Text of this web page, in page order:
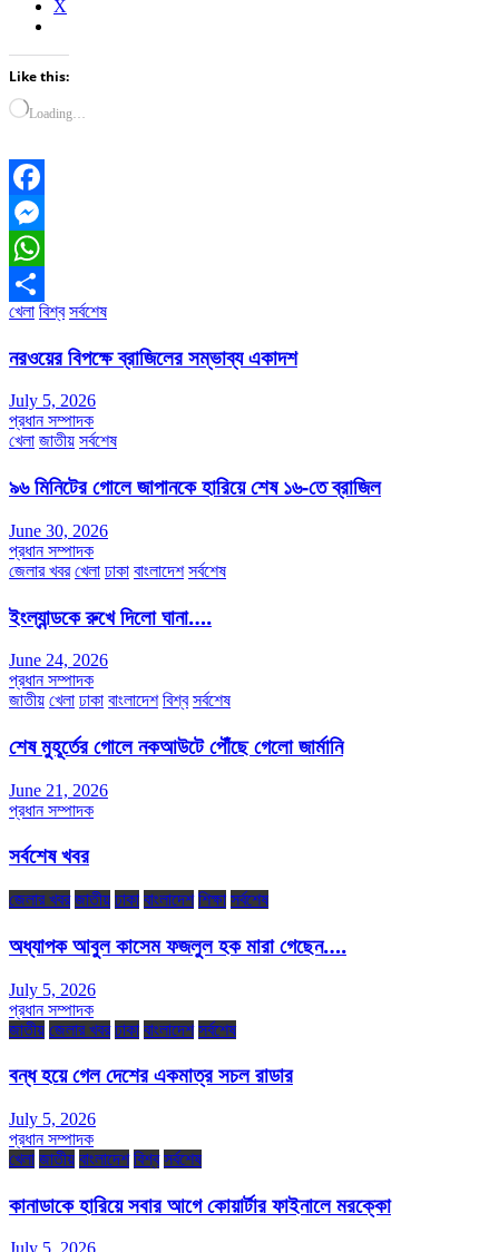
X
Like this:
Loading…
Facebook
Messenger
WhatsApp
Share
খেলা বিশ্ব সর্বশেষ
নরওয়ের বিপক্ষে ব্রাজিলের সম্ভাব্য একাদশ
July 5, 2026
প্রধান সম্পাদক
খেলা জাতীয় সর্বশেষ
৯৬ মিনিটের গোলে জাপানকে হারিয়ে শেষ ১৬-তে ব্রাজিল
June 30, 2026
প্রধান সম্পাদক
জেলার খবর খেলা ঢাকা বাংলাদেশ সর্বশেষ
ইংল্যান্ডকে রুখে দিলো ঘানা….
June 24, 2026
প্রধান সম্পাদক
জাতীয় খেলা ঢাকা বাংলাদেশ বিশ্ব সর্বশেষ
শেষ মুহূর্তের গোলে নকআউটে পৌঁছে গেলো জার্মানি
June 21, 2026
প্রধান সম্পাদক
সর্বশেষ খবর
জেলার খবর জাতীয় ঢাকা বাংলাদেশ শিক্ষা সর্বশেষ
অধ্যাপক আবুল কাসেম ফজলুল হক মারা গেছেন….
July 5, 2026
প্রধান সম্পাদক
জাতীয় জেলার খবর ঢাকা বাংলাদেশ সর্বশেষ
বন্ধ হয়ে গেল দেশের একমাত্র সচল রাডার
July 5, 2026
প্রধান সম্পাদক
খেলা জাতীয় বাংলাদেশ বিশ্ব সর্বশেষ
কানাডাকে হারিয়ে সবার আগে কোয়ার্টার ফাইনালে মরক্কো